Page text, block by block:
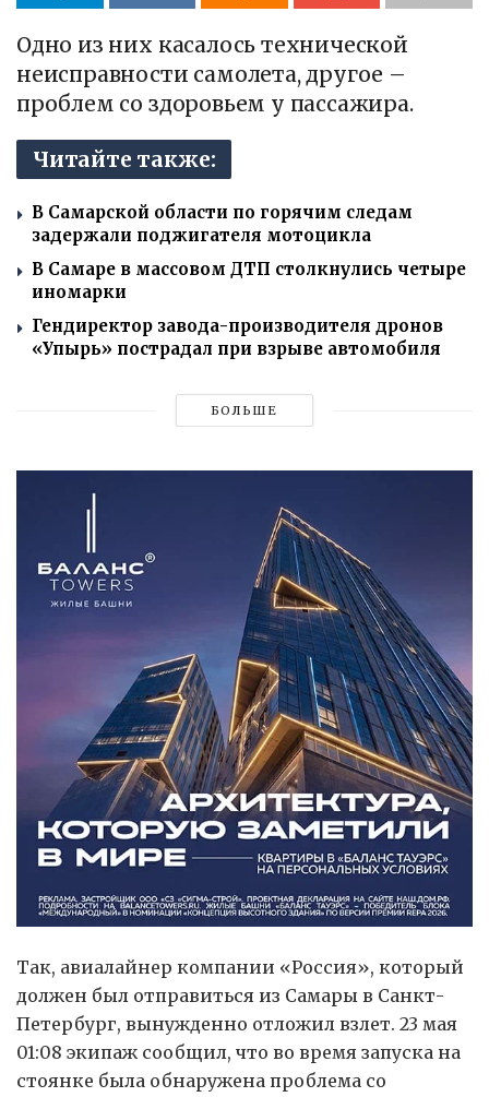
Одно из них касалось технической
неисправности самолета, другое –
проблем со здоровьем у пассажира.
Читайте также:
В Самарской области по горячим следам
задержали поджигателя мотоцикла
В Самаре в массовом ДТП столкнулись четыре
иномарки
Гендиректор завода-производителя дронов
«Упырь» пострадал при взрыве автомобиля
БОЛЬШЕ
Так, авиалайнер компании «Россия», который
должен был отправиться из Самары в Санкт-
Петербург, вынужденно отложил взлет. 23 мая
01:08 экипаж сообщил, что во время запуска на
стоянке была обнаружена проблема со